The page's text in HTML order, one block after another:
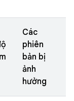
Các
phiên
bản bị
ảnh
hưởng